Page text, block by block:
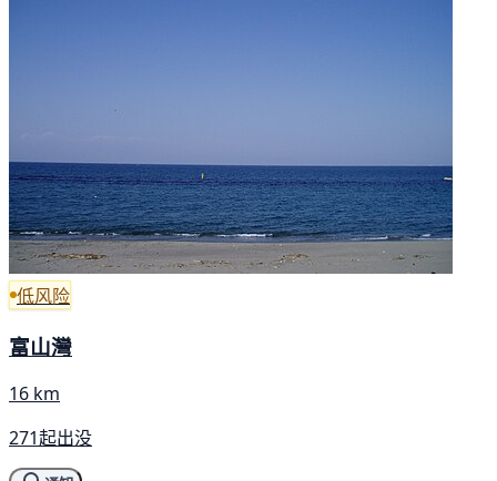
低风险
富山灣
16 km
271起出没